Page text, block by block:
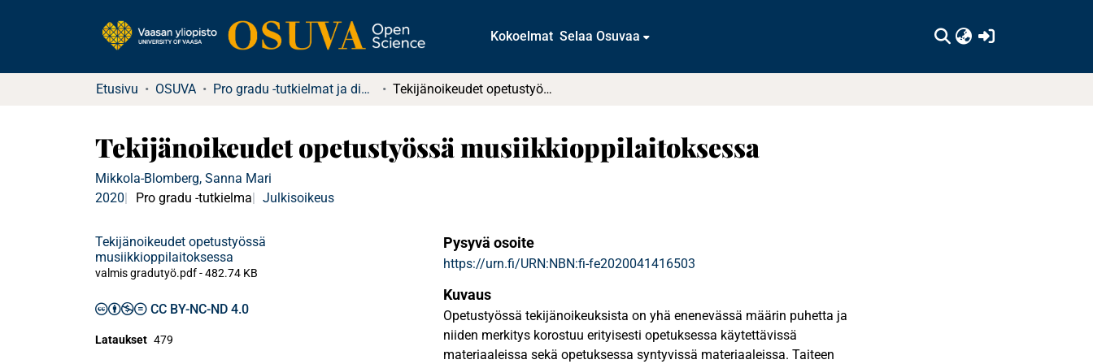
Kokoelmat Selaa Osuvaa
Etusivu OSUVA Pro gradu -tutkielmat ja diplomityöt Tekijänoikeudet opetustyössä musiikkioppilaitoksessa
Tekijänoikeudet opetustyössä musiikkioppilaitoksessa
Mikkola-Blomberg, Sanna Mari
2020
Pro gradu -tutkielma Julkisoikeus
Tekijänoikeudet opetustyössä
musiikkioppilaitoksessa
valmis gradutyö.pdf -482.74 KB
CC BY-NC-ND 4.0
Lataukset 479
Pysyvä osoite
https://urn.fi/URN:NBN:fi-fe2020041416503
Kuvaus
Opetustyössä tekijänoikeuksista on yhä enenevässä määrin puhetta ja
niiden merkitys korostuu erityisesti opetuksessa käytettävissä
materiaaleissa sekä opetuksessa syntyvissä materiaaleissa. Taiteen